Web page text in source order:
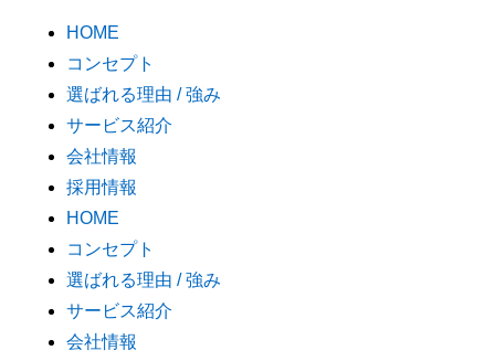
HOME
コンセプト
選ばれる理由 / 強み
サービス紹介
会社情報
採用情報
HOME
コンセプト
選ばれる理由 / 強み
サービス紹介
会社情報